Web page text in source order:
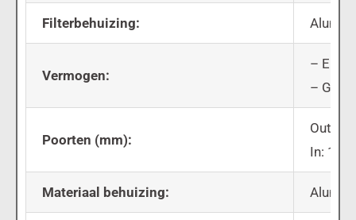
Filterbehuizing:
Vermogen:
–
– Gear
Poorten (mm):
Out:
In: 18
Materiaal behuizing: